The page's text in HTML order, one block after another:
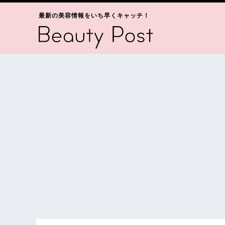
最新の美容情報をいち早くキャッチ！